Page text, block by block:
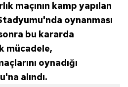
maçının kamp yapılan
oynanması
bu kararda
mücadele,
oynadığı
alındı.